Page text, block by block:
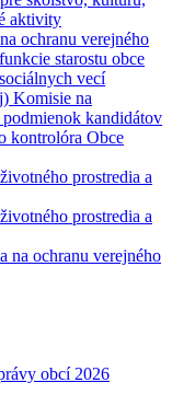
aktivity
ochranu verejného
starostu obce
vecí
Komisie na
kandidátov
kontrolóra Obce
prostredia a
prostredia a
na ochranu verejného
obcí 2026